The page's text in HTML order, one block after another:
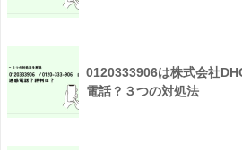
0120333906は株式会社
電話？３つの対処法